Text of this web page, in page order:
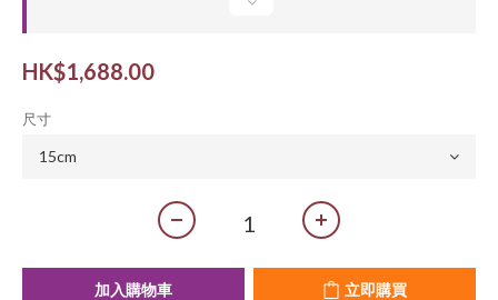
HK$1,688.00
尺寸
加入購物車 立即購買